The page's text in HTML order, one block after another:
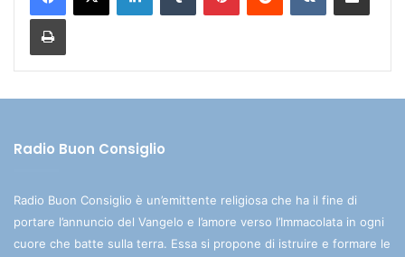
Radio Buon Consiglio
Radio Buon Consiglio è un’emittente religiosa che ha il fine di
portare l’annuncio del Vangelo e l’amore verso l’Immacolata in ogni
cuore che batte sulla terra. Essa si propone di istruire e formare le